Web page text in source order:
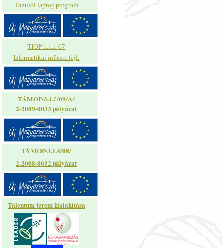
Tanulói laptop program
TIOP 1.1.1-07
Informatikai infrastr. fejl.
TÁMOP-3.1.5/09/A/
2-2009-0033 pályázat
TÁMOP-3.1.4/08/
2-2008-0032 pályázat
Talentum terem kialakítása